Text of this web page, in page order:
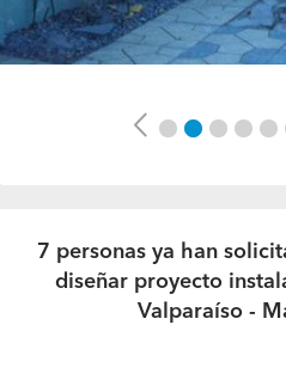
Previous
7 personas ya han
diseñar proyecto
Valparaíso -